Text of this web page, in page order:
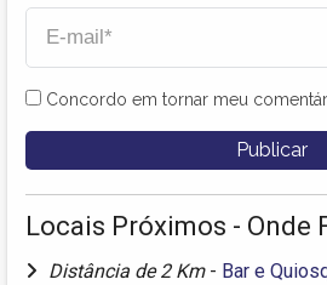
Concordo em tornar meu
Locais Próximos - Onde
Distância de 2 Km - Bar e